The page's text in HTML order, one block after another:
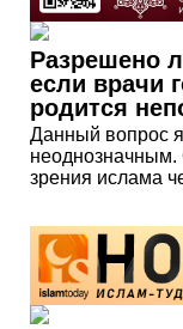
Разрешено
если врачи
родится
Данный вопрос
неоднозначным.
зрения ислама